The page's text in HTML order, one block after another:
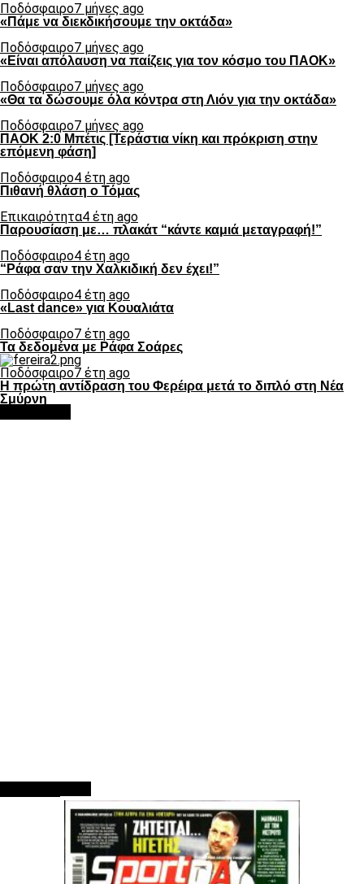
Ποδόσφαιρο7 μήνες ago
«Πάμε να διεκδικήσουμε την οκτάδα»
Ποδόσφαιρο7 μήνες ago
«Είναι απόλαυση να παίζεις για τον κόσμο του ΠΑΟΚ»
Ποδόσφαιρο7 μήνες ago
«Θα τα δώσουμε όλα κόντρα στη Λιόν για την οκτάδα»
Ποδόσφαιρο7 μήνες ago
ΠΑΟΚ 2:0 Μπέτις [Τεράστια νίκη και πρόκριση στην
επόμενη φάση]
Ποδόσφαιρο4 έτη ago
Πιθανή θλάση ο Τόμας
Επικαιρότητα4 έτη ago
Παρουσίαση με… πλακάτ “κάντε καμιά μεταγραφή!”
Ποδόσφαιρο4 έτη ago
“Ράφα σαν την Χαλκιδική δεν έχει!”
Ποδόσφαιρο4 έτη ago
«Last dance» για Κουαλιάτα
Ποδόσφαιρο7 έτη ago
Τα δεδομένα με Ράφα Σοάρες
Ποδόσφαιρο7 έτη ago
Η πρώτη αντίδραση του Φερέιρα μετά το διπλό στη Νέα
Σμύρνη